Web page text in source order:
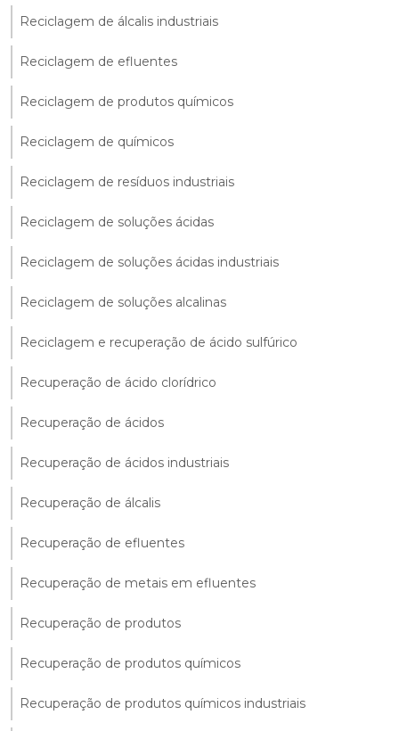
Reciclagem de álcalis industriais
Reciclagem de efluentes
Reciclagem de produtos químicos
Reciclagem de químicos
Reciclagem de resíduos industriais
Reciclagem de soluções ácidas
Reciclagem de soluções ácidas industriais
Reciclagem de soluções alcalinas
Reciclagem e recuperação de ácido sulfúrico
Recuperação de ácido clorídrico
Recuperação de ácidos
Recuperação de ácidos industriais
Recuperação de álcalis
Recuperação de efluentes
Recuperação de metais em efluentes
Recuperação de produtos
Recuperação de produtos químicos
Recuperação de produtos químicos industriais